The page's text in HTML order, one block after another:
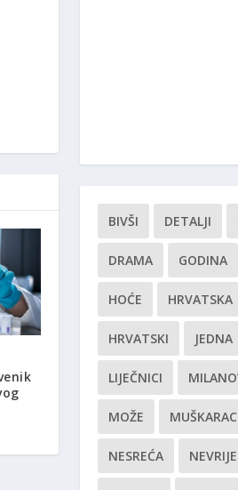
BIVŠI DETALJI
DRAMA GODINA
HOĆE HRVATSKA
HRVATSKI JEDNA
LIJEČNICI
MOŽE MUŠKARAC
NESREĆA